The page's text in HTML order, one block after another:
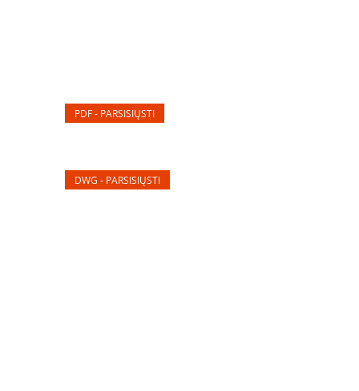
PDF - PARSISIŲSTI
DWG - PARSISIŲSTI